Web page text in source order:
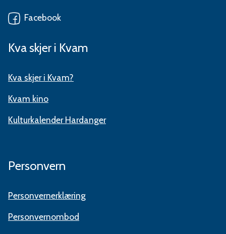
Facebook
Kva skjer i Kvam
Kva skjer i Kvam?
Kvam kino
Kulturkalender Hardanger
Personvern
Personvernerklæring
Personvernombod